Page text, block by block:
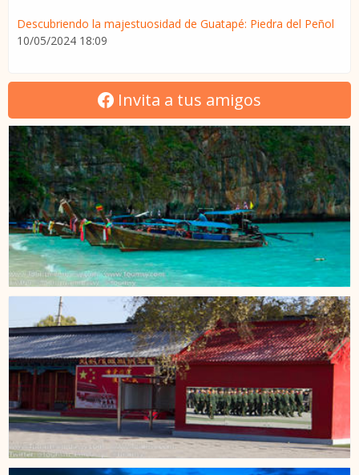
Descubriendo la majestuosidad de Guatapé: Piedra del Peñol
10/05/2024 18:09
Invita a tus amigos